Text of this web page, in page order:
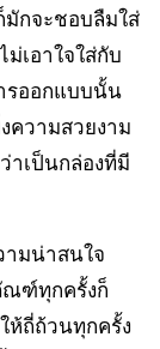
กจะชอบลืมใส่
เอาใจใส่กับ
รออกแบบนั้น
ความสวยงาม
าเป็นกล่องที่มี
ามน่าสนใจ
ณฑ์ทุกครั้งก็
ห้ถี่ถ้วนทุกครั้ง